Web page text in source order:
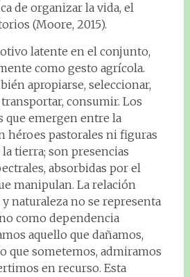
de organizar la vida, el
(Moore, 2015).
latente en el conjunto,
como gesto agrícola.
apropiarse, seleccionar,
consumir. Los
que emergen entre la
héroes pastorales ni figuras
tierra; son presencias
absorbidas por el
manipulan. La relación
naturaleza no se representa
como dependencia
aquello que dañamos,
que sometemos, admiramos
en recurso. Esta